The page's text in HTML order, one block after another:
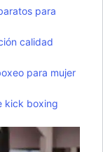
para
calidad
para mujer
kick boxing